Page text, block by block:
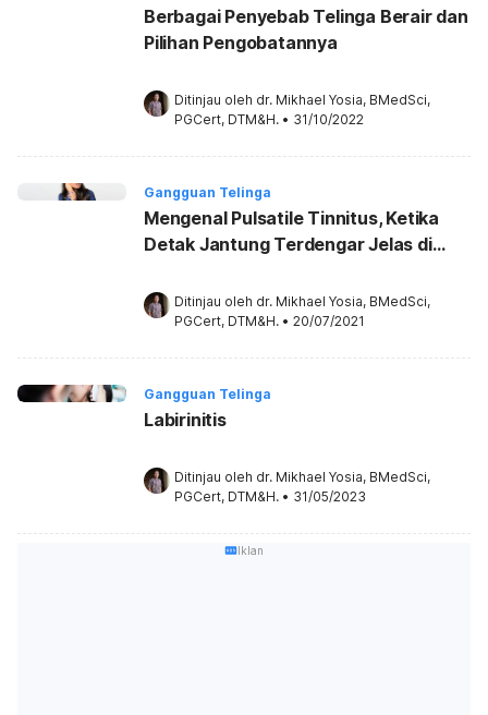
Berbagai Penyebab Telinga Berair dan
Pilihan Pengobatannya
Ditinjau oleh dr. Mikhael Yosia, BMedSci,
PGCert, DTM&H. • 31/10/2022
Gangguan Telinga
Mengenal Pulsatile Tinnitus, Ketika
Detak Jantung Terdengar Jelas di
Ditinjau oleh dr. Mikhael Yosia, BMedSci,
PGCert, DTM&H. • 20/07/2021
Gangguan Telinga
Labirinitis
Ditinjau oleh dr. Mikhael Yosia, BMedSci,
PGCert, DTM&H. • 31/05/2023
Iklan